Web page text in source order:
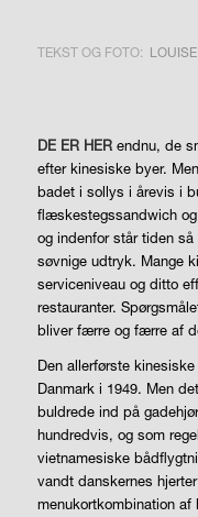
TEKST OG FOTO:
DE ER HERendnu, de
efter kinesiske byer.
badet i sollys i årevis i
flæskestegssandwich
og indenfor står tiden
søvnige udtryk. Mange
serviceniveau og ditto
restauranter.
bliver færre og færre af
Den allerførste
Danmark i 1949. Men
buldrede ind på
hundredvis, og som
vietnamesiske
vandt danskernes
menukortkombination